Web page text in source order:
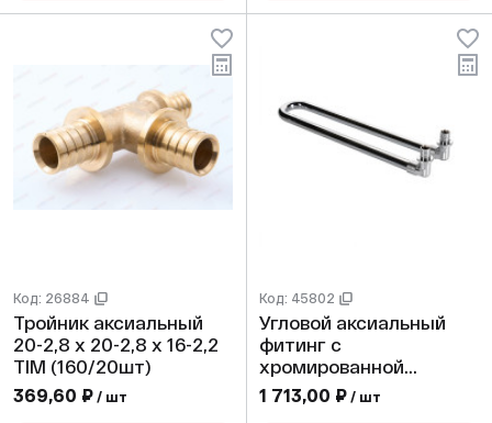
Код: 26884
Тройник аксиальный
20-2,8 х 20-2,8 х 16-2,2
TIM (160/20шт)
369,60 ₽ / шт
Код: 45802
Угловой аксиальный
фитинг с
хромированной
латунной трубкой
двойной 16(2,2)х15 L
1 713,00 ₽ / шт